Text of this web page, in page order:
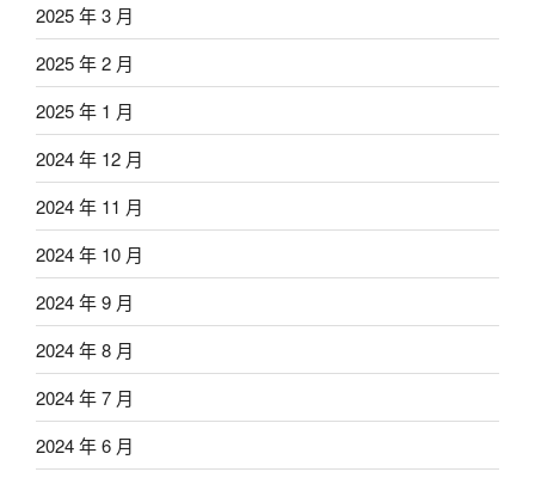
2025 年 3 月
2025 年 2 月
2025 年 1 月
2024 年 12 月
2024 年 11 月
2024 年 10 月
2024 年 9 月
2024 年 8 月
2024 年 7 月
2024 年 6 月